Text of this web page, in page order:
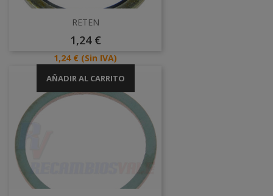
RETEN
Precio
1,24 €
Precio
1,24 € (Sin IVA)
AÑADIR AL CARRITO